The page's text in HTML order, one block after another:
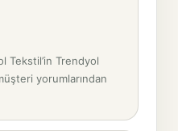
Tekstil’in Trendyol
yorumlarından